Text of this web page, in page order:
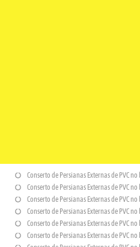
Conserto de Persianas Externas de PVC
Conserto de Persianas Externas de PVC
Conserto de Persianas Externas de PVC
Conserto de Persianas Externas de PVC
Conserto de Persianas Externas de PVC
Conserto de Persianas Externas de PVC